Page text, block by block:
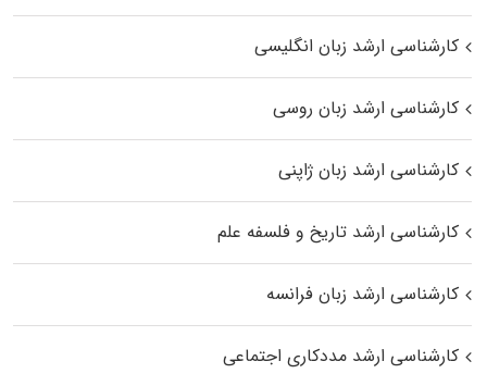
کارشناسی ارشد زبان انگلیسی
کارشناسی ارشد زبان روسی
کارشناسی ارشد زبان ژاپنی
کارشناسی ارشد تاریخ و فلسفه علم
کارشناسی ارشد زبان فرانسه
کارشناسی ارشد مددکاری اجتماعی